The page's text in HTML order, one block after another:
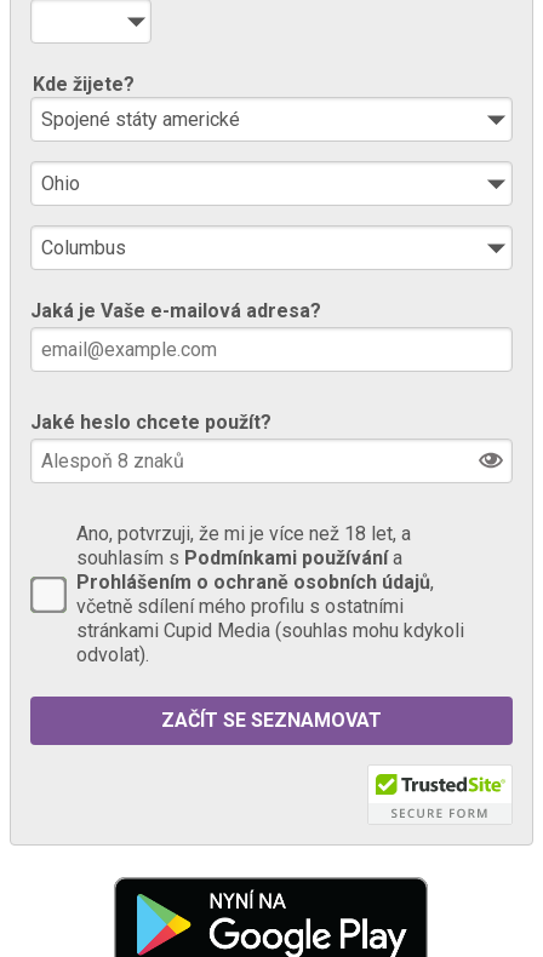
Kde žijete?
Jaká je Vaše e-mailová adresa?
Jaké heslo chcete použít?
Ano, potvrzuji, že mi je více než 18 let, a
souhlasím s Podmínkami používánía
Prohlášením o ochraně osobních údajů,
včetně sdílení mého profilu s ostatními
stránkami Cupid Media (souhlas mohu kdykoli
odvolat).